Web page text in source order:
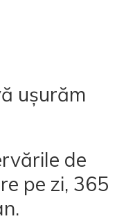
ușurăm
de
pe zi, 365